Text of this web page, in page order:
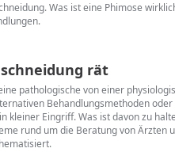
Was ist eine Phimose
rät
pathologische von einer
Behandlungsmethoden
kleiner Eingriff. Was ist davon zu
rund um die Beratung von Ärzten